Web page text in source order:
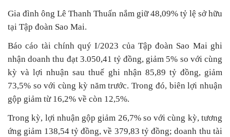
Gia đình ông Lê Thanh Thuấn nắm giữ 48,09% tỷ lệ sở hữu
tại Tập đoàn Sao Mai.
Báo cáo tài chính quý I/2023 của Tập đoàn Sao Mai ghi
nhận doanh thu đạt 3.050,41 tỷ đồng, giảm 5% so với cùng
kỳ và lợi nhuận sau thuế ghi nhận 85,89 tỷ đồng, giảm
73,5% so với cùng kỳ năm trước. Trong đó, biên lợi nhuận
gộp giảm từ 16,2% về còn 12,5%.
Trong kỳ, lợi nhuận gộp giảm 26,7% so với cùng kỳ, tương
ứng giảm 138,54 tỷ đồng, về 379,83 tỷ đồng; doanh thu tài